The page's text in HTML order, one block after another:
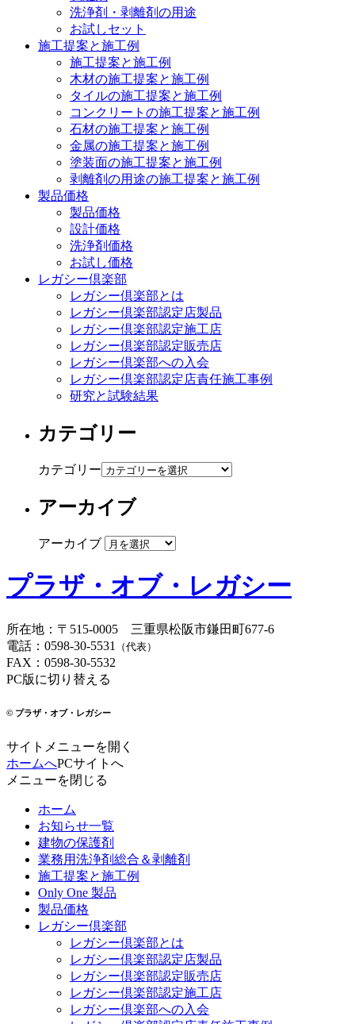
洗浄剤・剥離剤の用途
お試しセット
施工提案と施工例
施工提案と施工例
木材の施工提案と施工例
タイルの施工提案と施工例
コンクリートの施工提案と施工例
石材の施工提案と施工例
金属の施工提案と施工例
塗装面の施工提案と施工例
剥離剤の用途の施工提案と施工例
製品価格
製品価格
設計価格
洗浄剤価格
お試し価格
レガシー倶楽部
レガシー倶楽部とは
レガシー倶楽部認定店製品
レガシー倶楽部認定施工店
レガシー倶楽部認定販売店
レガシー倶楽部への入会
レガシー倶楽部認定店責任施工事例
研究と試験結果
カテゴリー
カテゴリー
アーカイブ
アーカイブ
プラザ・オブ・レガシー
所在地 ： 〒515-0005 三重県松阪市鎌田町677-6
電話 ： 0598-30-5531 （代表）
FAX ： 0598-30-5532
PC版に切り替える
© プラザ・オブ・レガシー
サイトメニューを開く
ホームへPCサイトへ
メニューを閉じる
ホーム
お知らせ一覧
建物の保護剤
業務用洗浄剤総合＆剥離剤
施工提案と施工例
Only One 製品
製品価格
レガシー倶楽部
レガシー倶楽部とは
レガシー倶楽部認定店製品
レガシー倶楽部認定販売店
レガシー倶楽部認定施工店
レガシー倶楽部への入会